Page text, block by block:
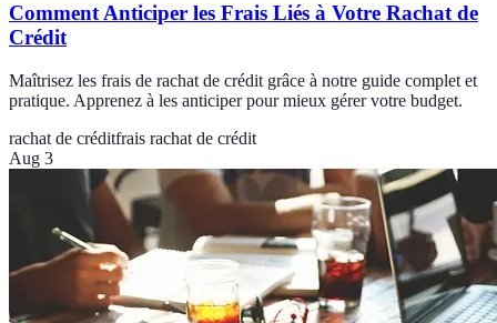
Comment Anticiper les Frais Liés à Votre Rachat de
Crédit
Maîtrisez les frais de rachat de crédit grâce à notre guide complet et
pratique. Apprenez à les anticiper pour mieux gérer votre budget.
rachat de créditfrais rachat de crédit
Aug 3